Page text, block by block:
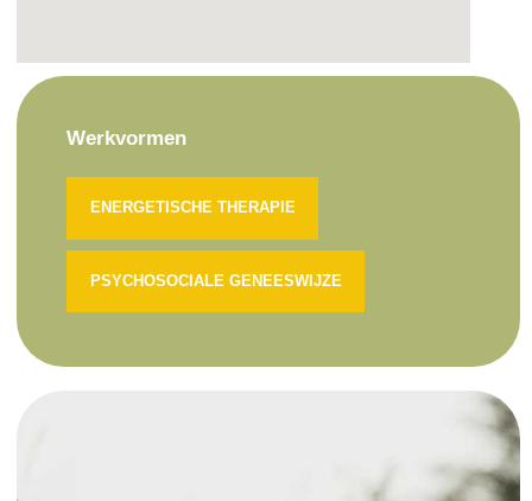
Werkvormen
ENERGETISCHE THERAPIE
PSYCHOSOCIALE GENEESWIJZE